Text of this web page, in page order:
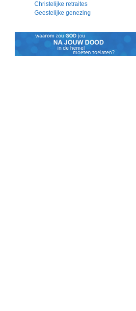
Christelijke retraites
Geestelijke genezing